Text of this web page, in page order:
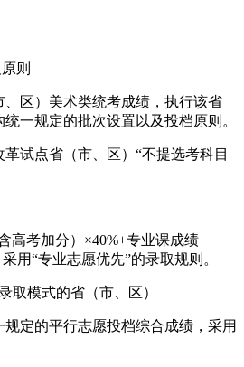
则
区）美术类统考成绩，执行该省
统一规定的批次设置以及投档原则。
试点省（市、区）“不提选考科目
高考加分）×40%+专业课成绩
用“专业志愿优先”的录取规则。
取模式的省（市、区）
定的平行志愿投档综合成绩，采用